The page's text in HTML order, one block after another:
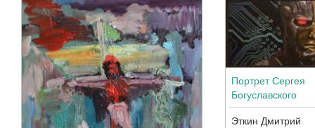
Портрет Сергея
Богуславского
Эткин Дмитрий